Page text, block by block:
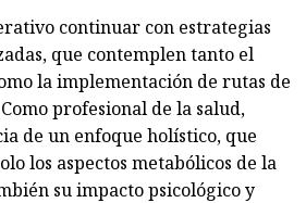
continuar con estrategias
que contemplen tanto el
la implementación de rutas de
profesional de la salud,
de un enfoque holístico, que
los aspectos metabólicos de la
su impacto psicológico y